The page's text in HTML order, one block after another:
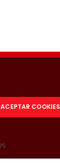
ACEPTAR COOKIES